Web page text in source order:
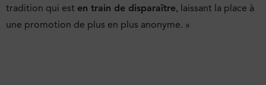
tradition qui est en train de disparaître, laissant la place à
une promotion de plus en plus anonyme. »